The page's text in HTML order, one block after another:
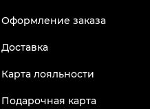
Оформление заказа
Доставка
Карта лояльности
Подарочная карта